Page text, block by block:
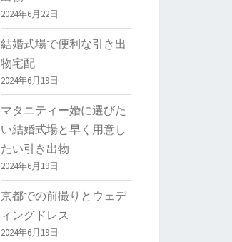
2024年6月22日
結婚式場で便利な引き出
物宅配
2024年6月19日
マタニティー婚に選びた
い結婚式場と早く用意し
たい引き出物
2024年6月19日
京都での前撮りとウェデ
ィングドレス
2024年6月19日